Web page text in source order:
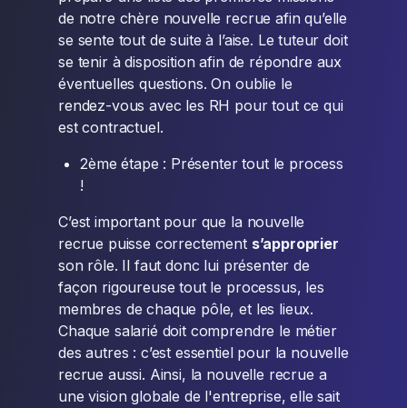
de notre chère nouvelle recrue afin qu’elle
se sente tout de suite à l’aise. Le tuteur doit
se tenir à disposition afin de répondre aux
éventuelles questions. On oublie le
rendez-vous avec les RH pour tout ce qui
est contractuel.
2ème étape : Présenter tout le process
!
C’est important pour que la nouvelle
recrue puisse correctement s’approprier
son rôle. Il faut donc lui présenter de
façon rigoureuse tout le processus, les
membres de chaque pôle, et les lieux.
Chaque salarié doit comprendre le métier
des autres : c’est essentiel pour la nouvelle
recrue aussi. Ainsi, la nouvelle recrue a
une vision globale de l'entreprise, elle sait